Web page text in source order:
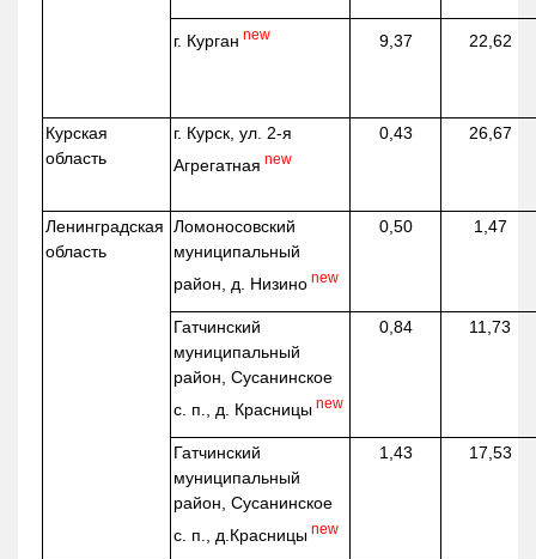
г. Курган new 9,37 22,62
Курская
область
г. Курск, ул. 2-я
Агрегатная new
0,43 26,67
Ленинградская
область
Ломоносовский
муниципальный
район, д. Низино new
0,50 1,47
Гатчинский
муниципальный
район, Сусанинское
с. п., д. Красницы new
0,84 11,73
Гатчинский
муниципальный
район, Сусанинское
с. п., д.Красницы new
1,43 17,53